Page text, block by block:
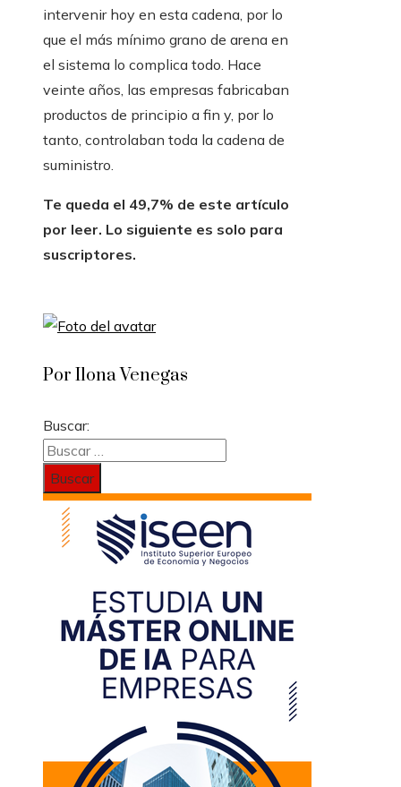
intervenir hoy en esta cadena, por lo
que el más mínimo grano de arena en
el sistema lo complica todo. Hace
veinte años, las empresas fabricaban
productos de principio a fin y, por lo
tanto, controlaban toda la cadena de
suministro.
Te queda el 49,7% de este artículo
por leer. Lo siguiente es solo para
suscriptores.
Por Ilona Venegas
Buscar: